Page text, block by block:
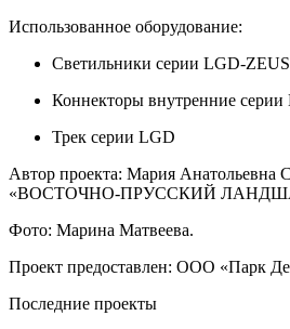
Использованное оборудование:
Светильники серии LGD-
Коннекторы внутренние серии
Трек серии LGD
Автор проекта: Мария Анатольевна
«ВОСТОЧНО-ПРУССКИЙ
Фото: Марина Матвеева.
Проект предоставлен: ООО «Парк
Последние проекты